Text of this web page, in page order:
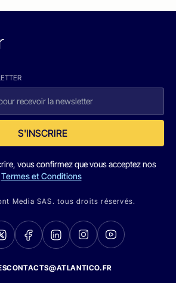
S'INSCRIRE
vous confirmez que vous acceptez nos
Termes et Conditions
Media SAS. tous droits réservés.